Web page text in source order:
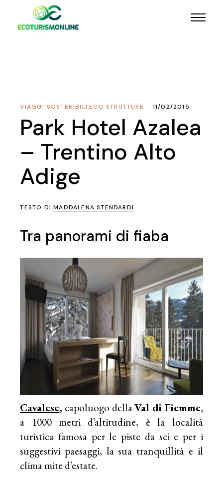
ECO STRUTTURE
,
VIAGGI SOSTENIBILI 11/02/2015
Park Hotel Azalea
– Trentino Alto
Adige
TESTO DIMADDALENA STENDARDI
Tra panorami di fiaba
Cavalese, capoluogo dellaVal di Fiemme,
a 1000 metri d’altitudine, è la località
turistica famosa per le piste da sci e per i
suggestivi paesaggi, la sua tranquillità e il
clima mite d’estate.